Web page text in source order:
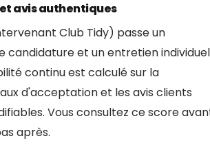
avis authentiques
Club Tidy) passe un
candidature et un entretien
continu est calculé sur la
d'acceptation et les avis clients
Vous consultez ce score
après.